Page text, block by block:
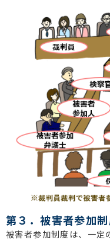
第３．被害者参加
被害者参加制度は、一定